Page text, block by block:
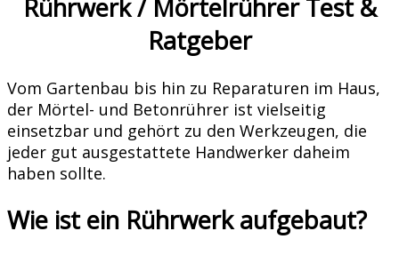
Rührwerk / Mörtelrührer Test &
Ratgeber
Vom Gartenbau bis hin zu Reparaturen im Haus,
der Mörtel- und Betonrührer ist vielseitig
einsetzbar und gehört zu den Werkzeugen, die
jeder gut ausgestattete Handwerker daheim
haben sollte.
Wie ist ein Rührwerk aufgebaut?